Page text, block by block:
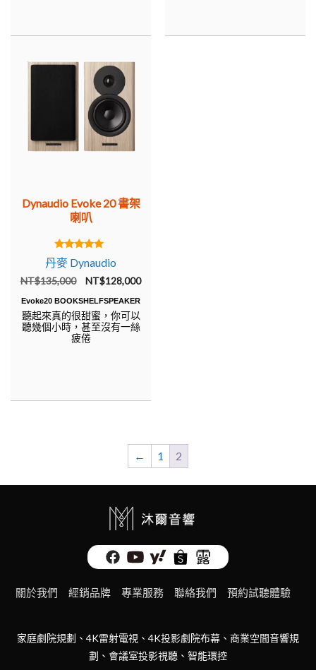
Dynaudio Evoke 20 書架
喇叭
5.00
out of 5
丹麥 Dynaudio
NT$135,000
原
始
價
格：
NT$128,000目
Evoke20 BOOKSHELFSPEAKER
聽起來真的很甜蜜，你可以
聽幾個小時，甚至沒有一絲
疲倦
← 1 2
關於我們 經銷品牌 專業服務 聯絡我們 預約試聽體驗
家庭劇院規劃、4K雷射電視、4K投影劇院布幕、商業空間音響規
劃、會議室投影視聽、智能環控